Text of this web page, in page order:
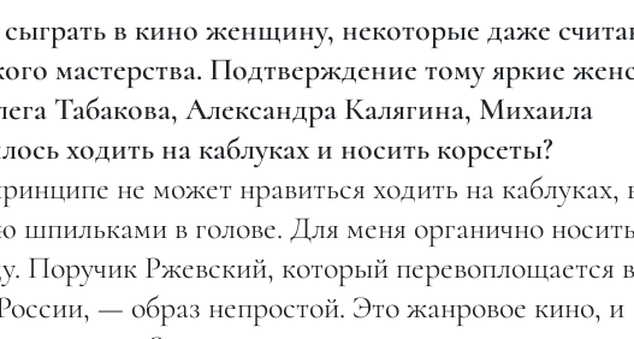
в кино женщину, некоторые даже
мастерства. Подтверждение тому яркие
Табакова, Александра Калягина, Михаила
ходить на каблуках и носить корсеты?
не может нравиться ходить на каблуках,
шпильками в голове. Для меня органично
Поручик Ржевский, который перевоплощается в
— образ непростой. Это жанровое кино, и